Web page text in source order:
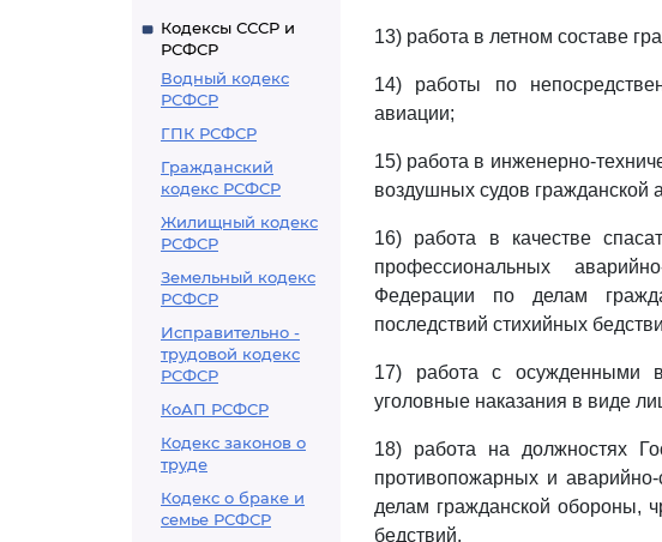
Кодексы СССР и
РСФСР
Водный кодекс
РСФСР
ГПК РСФСР
Гражданский
кодекс РСФСР
Жилищный кодекс
РСФСР
Земельный кодекс
РСФСР
Исправительно -
трудовой кодекс
РСФСР
КоАП РСФСР
Кодекс законов о
труде
Кодекс о браке и
семье РСФСР
13) работа в летном составе
14) работы по
авиации;
15) работа в инженерно-
воздушных судов гражданской
16) работа в качестве
профессиональных
Федерации по делам
последствий стихийных
17) работа с осужденными
уголовные наказания в виде
18) работа на должностях
противопожарных и
делам гражданской обороны,
бедствий.